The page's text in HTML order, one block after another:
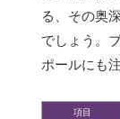
る、その奥
でしょう。
ポールにも
項目